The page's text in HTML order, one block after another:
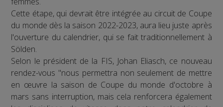
Cette étape, qui devrait être intégrée au circuit de Coupe
du monde dès la saison 2022-2023, aura lieu juste après
l'ouverture du calendrier, qui se fait traditionnellement à
Sölden.
Selon le président de la FIS, Johan Eliasch, ce nouveau
rendez-vous "nous permettra non seulement de mettre
en œuvre la saison de Coupe du monde d'octobre à
mars sans interruption, mais cela renforcera également